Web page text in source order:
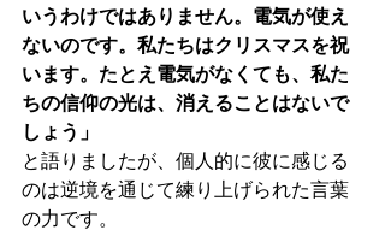
いうわけではありません。電気が使え
ないのです。私たちはクリスマスを祝
います。たとえ電気がなくても、私た
ちの信仰の光は、消えることはないで
しょう」
と語りましたが、個人的に彼に感じる
のは逆境を通じて練り上げられた言葉
の力です。